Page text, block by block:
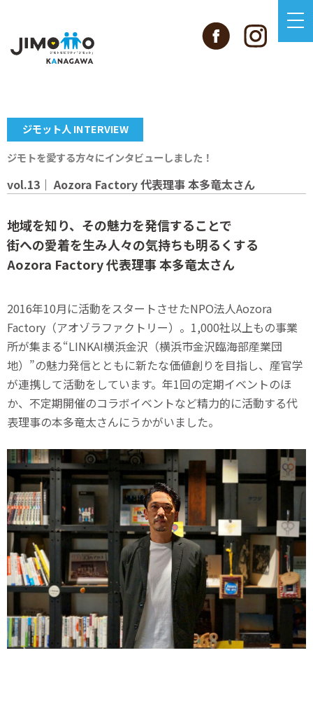
ジモット人 INTERVIEW
ジモトを愛する方々にインタビューしました！
vol.13｜ Aozora Factory 代表理事 本多竜太さん
地域を知り、その魅力を発信することで
街への愛着を生み人々の気持ちも明るくする
Aozora Factory 代表理事 本多竜太さん
2016年10月に活動をスタートさせたNPO法人Aozora
Factory（アオゾラファクトリー）。1,000社以上もの事業
所が集まる“LINKAI横浜金沢（横浜市金沢臨海部産業団
地）”の魅力発信とともに新たな価値創りを目指し、産官学
が連携して活動をしています。年1回の定期イベントのほ
か、不定期開催のコラボイベントなど精力的に活動する代
表理事の本多竜太さんにうかがいました。